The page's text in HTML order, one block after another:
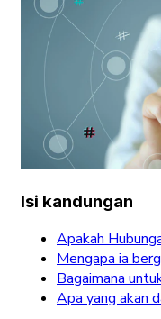
Isi kandungan
Apakah
Mengapa ia
Bagaimana
Apa yang akan